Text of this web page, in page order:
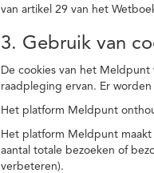
van artikel 29 van het
3. Gebruik van
De cookies van het
raadpleging ervan. Er
Het platform Meldpunt
Het platform Meldpunt
aantal totale bezoeken of
verbeteren).